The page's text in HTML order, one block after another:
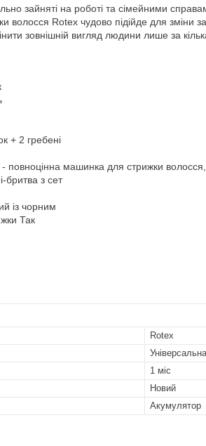
зайняті на роботі та сімейними
Rotex чудово підійде для зміни
зовнішній вигляд людини лише за
+ 2 гребені
повноцінна машинка для стрижки
бритва з сет
із чорним
Так
Rotex
1 міс
Новий
Акумулятор